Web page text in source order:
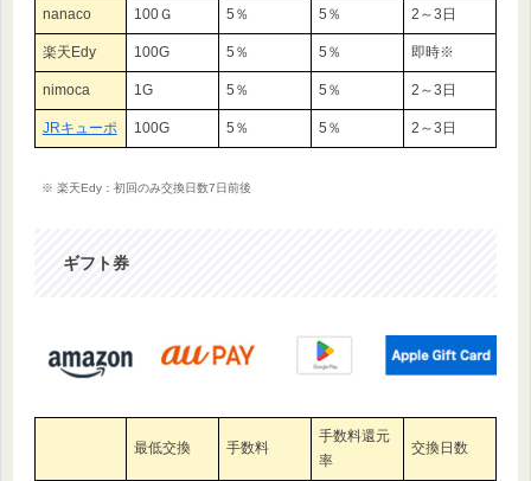
nanaco 100Ｇ 5％ 5％ 2～3日
楽天Edy 100G 5％ 5％ 即時※
nimoca 1G 5％ 5％ 2～3日
JRキューポ 100G 5％ 5％ 2～3日
※ 楽天Edy：初回のみ交換日数7日前後
ギフト券
最低交換 手数料
手数料還元
率
交換日数